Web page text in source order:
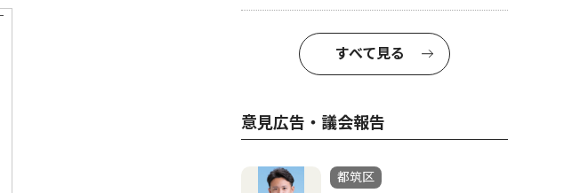
すべて見る
意見広告・議会報告
都筑区